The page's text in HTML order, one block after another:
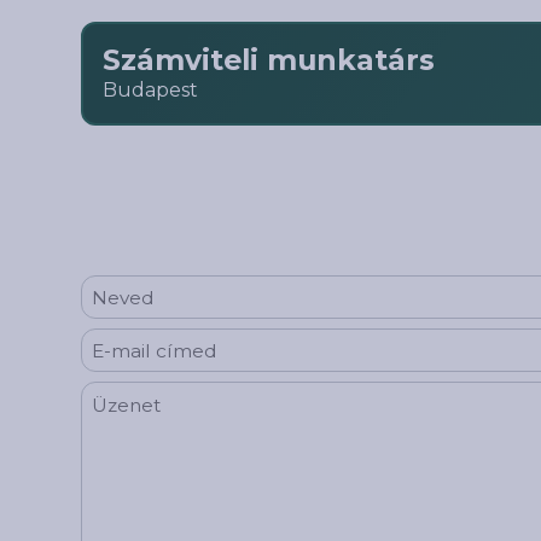
Számviteli munkatárs
Budapest